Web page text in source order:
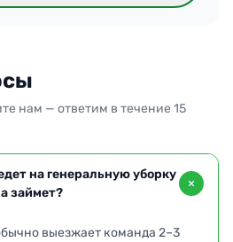
нам — ответим в течение 15
на генеральную уборку
займет?
выезжает команда 2–3